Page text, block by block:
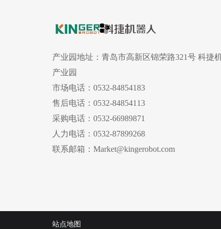
产业园地址： 青岛市高新区锦荣路321号 科捷
产业园
市场电话： 0532-84854183
售后电话： 0532-84854113
采购电话： 0532-66989871
人力电话： 0532-87899268
联系邮箱： Market@kingerobot.com
站点地图